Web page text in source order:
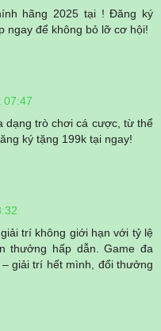
hãng 2025 tại ! Đăng ký
ngay để không bỏ lỡ cơ hội!
07:47
dạng trò chơi cá cược, từ thể
ký tặng 199k tại ngay!
trí không giới hạn với tỷ lệ
thưởng hấp dẫn. Game đa
giải trí hết mình, đổi thưởng